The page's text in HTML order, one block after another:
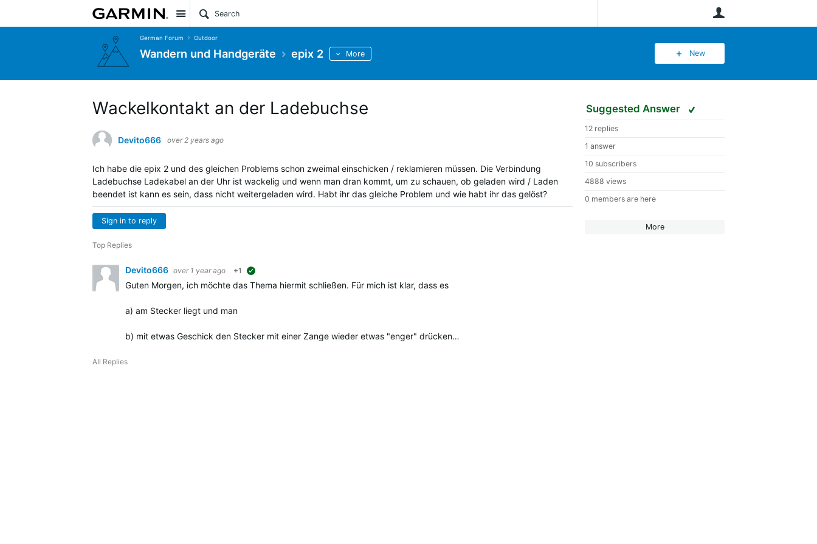
Site
German Forum Outdoor
Wandern und Handgeräte epix 2 More New
Suggested Answer
12 replies
1 answer
10 subscribers
4888 views
0 members are here
More
Wackelkontakt an der Ladebuchse
Devito666 over 2 years ago
Ich habe die epix 2 und des gleichen Problems schon zweimal einschicken / reklamieren müssen. Die Verbindung
Ladebuchse Ladekabel an der Uhr ist wackelig und wenn man dran kommt, um zu schauen, ob geladen wird / Laden
beendet ist kann es sein, dass nicht weitergeladen wird. Habt ihr das gleiche Problem und wie habt ihr das gelöst?
Sign in to reply
Top Replies
Devito666 over 1 year ago +1
Guten Morgen, ich möchte das Thema hiermit schließen. Für mich ist klar, dass es
a) am Stecker liegt und man
b) mit etwas Geschick den Stecker mit einer Zange wieder etwas "enger" drücken…
All Replies